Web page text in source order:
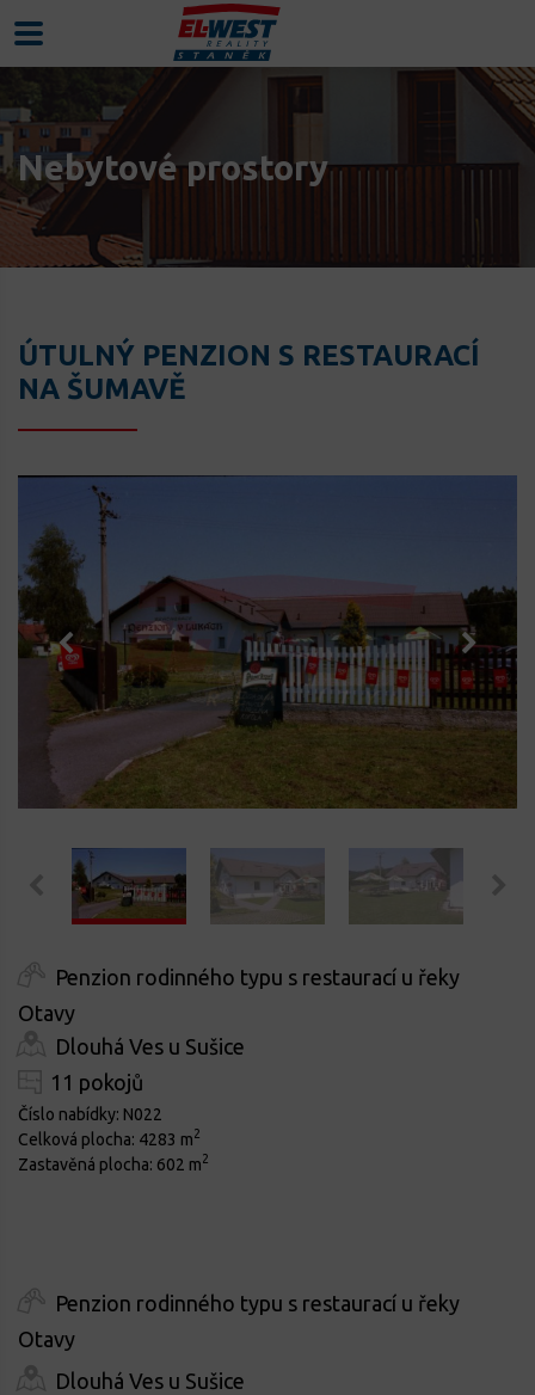
Nebytové prostory
ÚTULNÝ PENZION S RESTAURACÍ
NA ŠUMAVĚ
Penzion rodinného typu s restaurací u řeky
Otavy
Dlouhá Ves u Sušice
11 pokojů
Číslo nabídky: N022
Celková plocha: 4283 m2
Zastavěná plocha: 602 m2
Penzion rodinného typu s restaurací u řeky
Otavy
Dlouhá Ves u Sušice